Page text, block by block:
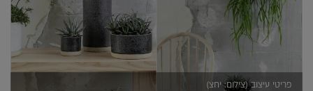
פריטי עיצוב (צילום: יחצ)